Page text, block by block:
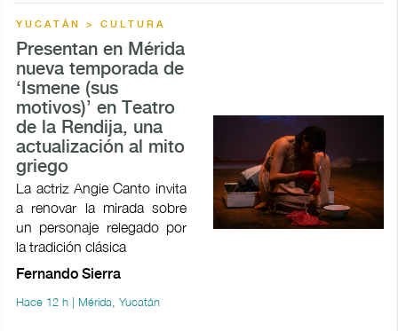
YUCATÁN > CULTURA
Presentan en Mérida
nueva temporada de
‘Ismene (sus
motivos)’ en Teatro
de la Rendija, una
actualización al mito
griego
La actriz Angie Canto invita
a renovar la mirada sobre
un personaje relegado por
la tradición clásica
Fernando Sierra
Hace 12 h | Mérida, Yucatán